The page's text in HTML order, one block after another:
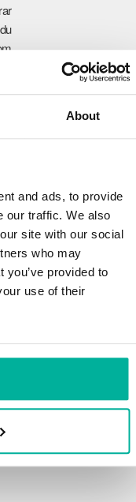
About
and ads, to provide
our traffic. We also
site with our social
who may
you’ve provided to
use of their